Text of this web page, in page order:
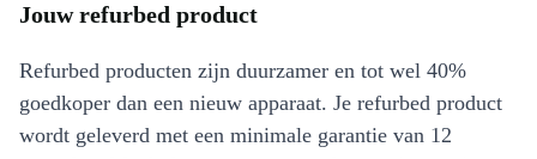
Jouw refurbed product
Refurbed producten zijn duurzamer en tot wel 40%
goedkoper dan een nieuw apparaat. Je refurbed product
wordt geleverd met een minimale garantie van 12